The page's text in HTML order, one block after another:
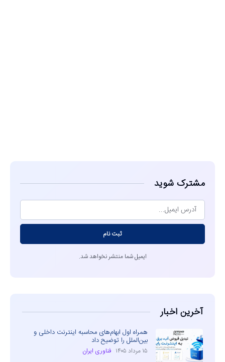
مشترک شوید
ثبت نام
ایمیل شما منتشر نخواهد شد.
آخرین اخبار
همراه اول ابهام‌های محاسبه اینترنت داخلی و
بین‌الملل را توضیح داد
۱۵ مرداد ۱۴۰۵ فناوری ایران